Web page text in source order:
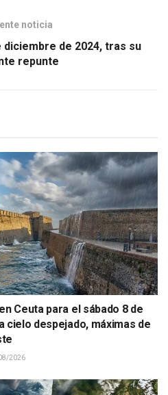
noticia
diciembre de 2024, tras su
repunte
Ceuta para el sábado 8 de
cielo despejado, máximas de
2026